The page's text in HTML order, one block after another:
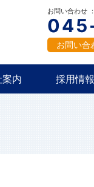
お問い合わせ
お問い合
内 採用情報
新卒採用
中途採用